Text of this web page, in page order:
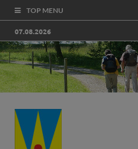
TOP MENU
07.08.2026